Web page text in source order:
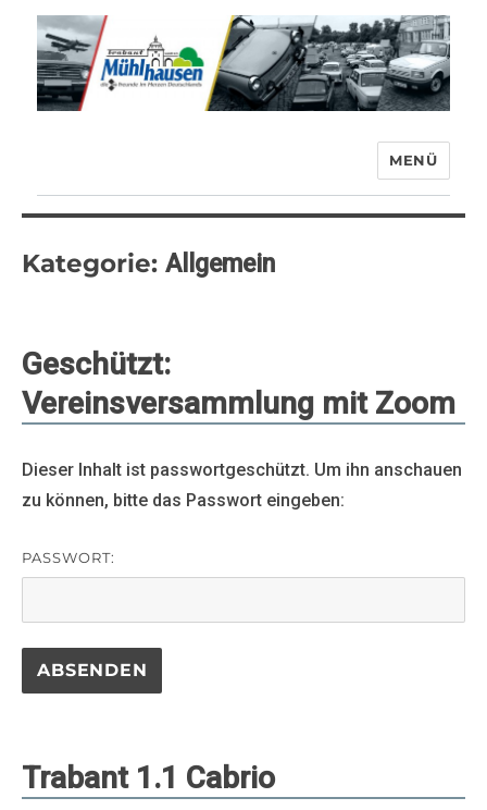
MENÜ
Kategorie:Allgemein
Geschützt:
Vereinsversammlung mit Zoom
Dieser Inhalt ist passwortgeschützt. Um ihn anschauen
zu können, bitte das Passwort eingeben:
PASSWORT:
Trabant 1.1 Cabrio